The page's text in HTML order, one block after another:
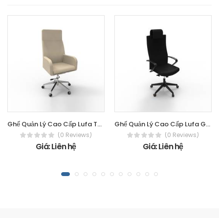
Ghế Quản Lý Cao Cấp Lufa TGD02
(0 Reviews)
Giá: Liên hệ
Ghế Quản Lý Cao Cấp Lufa GX21
(0 Reviews)
Giá: Liên hệ